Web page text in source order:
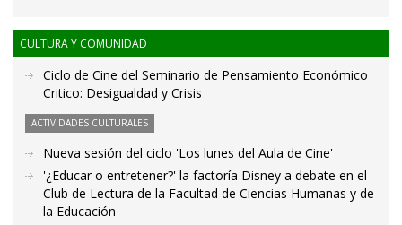
CULTURA Y COMUNIDAD
Ciclo de Cine del Seminario de Pensamiento Económico
Critico: Desigualdad y Crisis
ACTIVIDADES CULTURALES
Nueva sesión del ciclo 'Los lunes del Aula de Cine'
'¿Educar o entretener?' la factoría Disney a debate en el
Club de Lectura de la Facultad de Ciencias Humanas y de
la Educación